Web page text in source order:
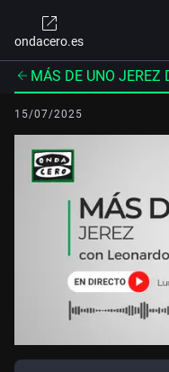
ondacero.es
MÁS DE UNO JEREZ
15/07/2025